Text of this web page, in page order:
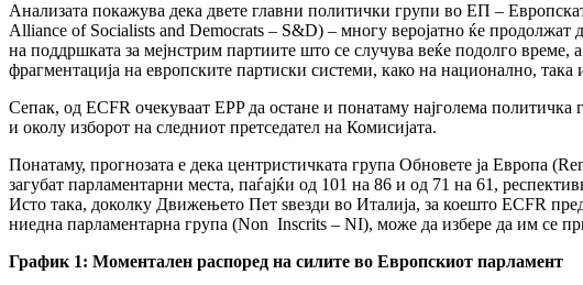
Анализата покажува дека двете главни политички групи во ЕП –
Alliance of Socialists and Democrats – S&D) – многу веројатно ќе
на поддршката за мејнстрим партиите што се случува веќе подолго време,
фрагментација на европските партиски системи, како на национално,
Сепак, од ECFR очекуваат EPP да остане и понатаму најголема
и околу изборот на следниот претседател на Комисијата.
Понатаму, прогнозата е дека центристичката група Обновете ја Европа
загубат парламентарни места, паѓајќи од 101 на 86 и од 71 на 61,
Исто така, доколку Движењето Пет ѕвезди во Италија, за коешто ECFR
ниедна парламентарна група (Non Inscrits – NI), може да избере да им се
График 1: Моментален распоред на силите во Европскиот парламент